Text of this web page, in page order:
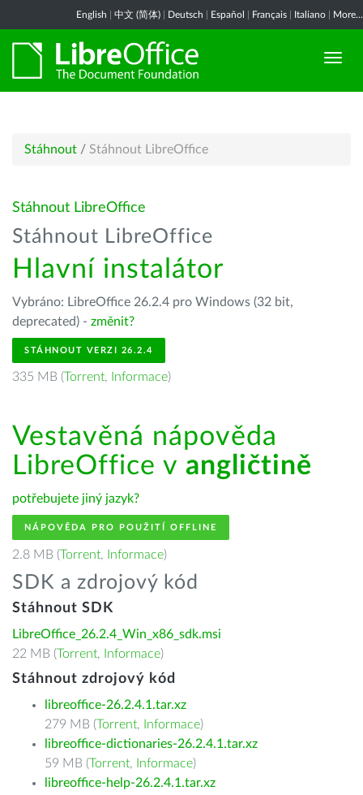
English 中文 (简体) Deutsch Español Français Italiano More...
Stáhnout / Stáhnout LibreOffice
Stáhnout LibreOffice
Stáhnout LibreOffice
Hlavní instalátor
Vybráno: LibreOffice 26.2.4 pro Windows (32 bit,
deprecated) - změnit?
STÁHNOUT VERZI 26.2.4
335 MB (Torrent, Informace)
Vestavěná nápověda
LibreOffice v angličtině
potřebujete jiný jazyk?
NÁPOVĚDA PRO POUŽITÍ OFFLINE
2.8 MB (Torrent, Informace)
SDK a zdrojový kód
Stáhnout SDK
LibreOffice_26.2.4_Win_x86_sdk.msi
22 MB (Torrent, Informace)
Stáhnout zdrojový kód
libreoffice-26.2.4.1.tar.xz
279 MB (Torrent, Informace)
libreoffice-dictionaries-26.2.4.1.tar.xz
59 MB (Torrent, Informace)
libreoffice-help-26.2.4.1.tar.xz